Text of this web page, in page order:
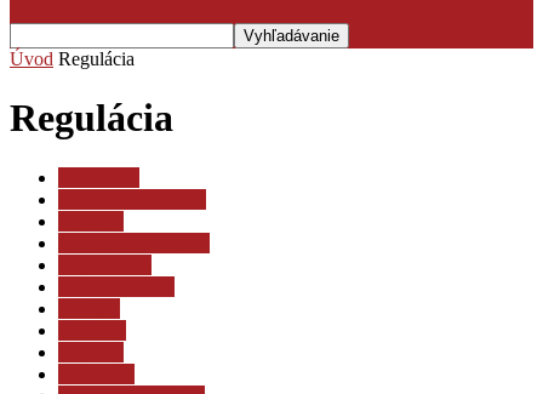
Úvod Regulácia
Regulácia